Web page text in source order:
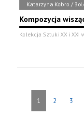
Katarzyna Kobro /
Kompozycja
Kolekcja Sztuki XX i XXI
1 2 3